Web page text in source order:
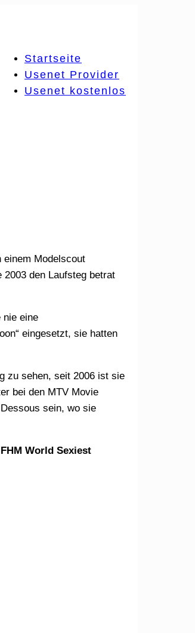
Startseite
Usenet Provider
Usenet kostenlos
den Laufsteg betrat
nie eine
eingesetzt, sie hatten
bei den MTV Movie
sein, wo sie
World Sexiest